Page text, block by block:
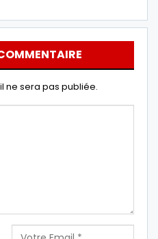
ne sera pas publiée.